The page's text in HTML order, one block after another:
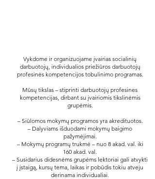
Vykdome ir organizuojame įvairias socialinių
darbuotojų, individualios priežiūros darbuotojų
profesinės kompetencijos tobulinimo programas.
Mūsų tikslas – stiprinti darbuotojų profesines
kompetencijas, dirbant su įvairiomis tikslinėmis
grupėmis.
– Siūlomos mokymų programos yra akredituotos.
– Dalyviams išduodami mokymų baigimo
pažymėjimai.
– Mokymų programų trukmė – nuo 8 akad. val. iki
160 akad. val.
– Susidarius didesnėms grupėms lektoriai gali atvykti
į įstaigą, kursų tema, laikas ir pobūdis tokiu atveju
derinama individualiai.